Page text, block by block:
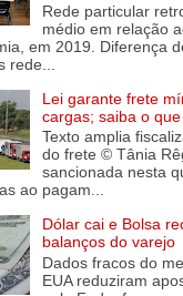
Rede particular
médio em relação
em 2019. Diferença
rede...
Lei garante frete
cargas; saiba o
Texto amplia
do frete © Tânia
sancionada nesta
ao pagam...
Dólar cai e Bolsa
balanços do varejo
Dados fracos do
EUA reduziram